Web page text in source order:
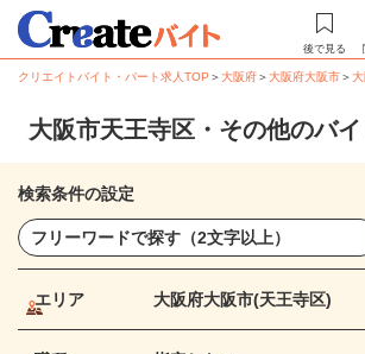
後で見る
クリエイトバイト・パート求人TOP ＞大阪府＞大阪府大阪市＞
大阪市天王寺区・その他のバ
検索条件の設定
エリア 大阪府大阪市(天王寺区)